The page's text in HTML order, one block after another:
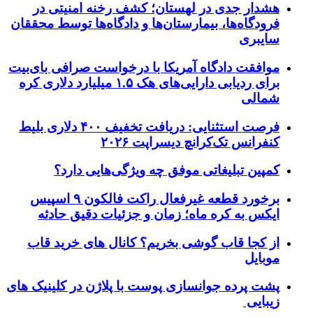
هشدار جدی در لهستان؛ کشف رخنه امنیتی در
فرودگاه‌ها، بیمارستان‌ها و دادگاه‌ها توسط محققان
سایبری
موافقت دادگاه آمریکا با درخواست صرافی بای‌بیت
برای ردیابی دارایی‌های هک ۱.۵ میلیارد دلاری کره
شمالی
فرصت استثنایی: دریافت تخفیف ۴۰۰ دلاری بلیط
کنفرانس تک‌کرانچ دیسراپت ۲۰۲۶
کمپین تبلیغاتی موفق چه ویژگی‌هایی دارد؟
برخورد قطعه غیرفعال راکت فالکون ۹ اسپیس
ایکس به کره ماه؛ زمان و جزئیات دقیق حادثه
از کجا قاب گوشی بخریم؟ کانال های خرید قاب
موبایل
پشت پرده جوانسازی پوست با پلاژن در کلینیک های
زیبایی